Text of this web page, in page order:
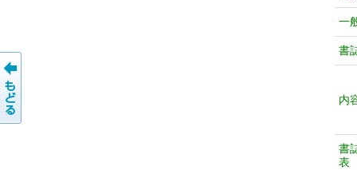
一
書
内
書
表